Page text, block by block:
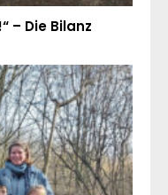
– Die Bilanz